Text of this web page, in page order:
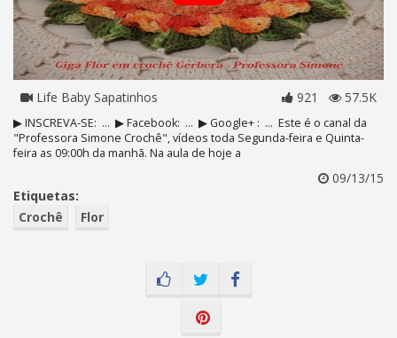
Life Baby Sapatinhos 921 57.5K
▶ INSCREVA-SE: ... ▶ Facebook: ... ▶ Google+ : ... Este é o canal da
"Professora Simone Crochê", vídeos toda Segunda-feira e Quinta-
feira as 09:00h da manhã. Na aula de hoje a
09/13/15
Etiquetas:
Crochê
Flor